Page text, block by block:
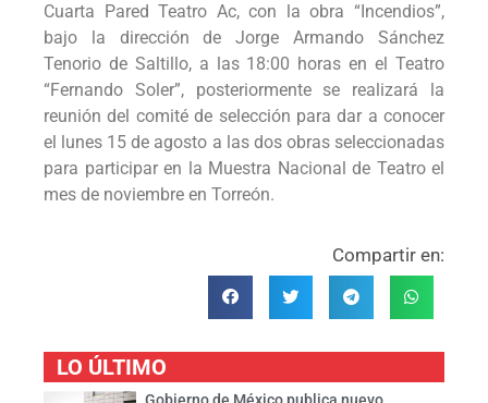
Cuarta Pared Teatro Ac, con la obra “Incendios”,
bajo la dirección de Jorge Armando Sánchez
Tenorio de Saltillo, a las 18:00 horas en el Teatro
“Fernando Soler”, posteriormente se realizará la
reunión del comité de selección para dar a conocer
el lunes 15 de agosto a las dos obras seleccionadas
para participar en la Muestra Nacional de Teatro el
mes de noviembre en Torreón.
Compartir en:
LO ÚLTIMO